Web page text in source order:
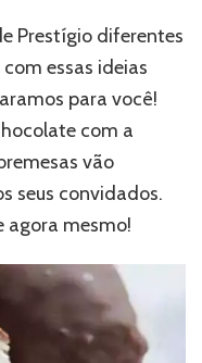
Prestígio diferentes
essas ideias
para você!
com a
vão
seus convidados.
agora mesmo!